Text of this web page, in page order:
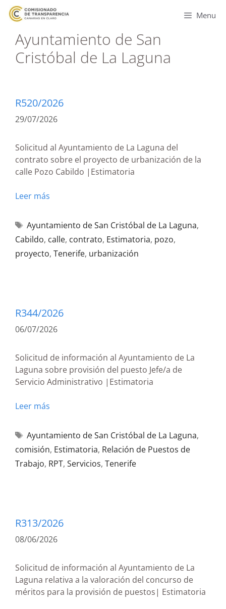
Menu
Ayuntamiento de San
Cristóbal de La Laguna
R520/2026
29/07/2026
Solicitud al Ayuntamiento de La Laguna del
contrato sobre el proyecto de urbanización de la
calle Pozo Cabildo |Estimatoria
Leer más
Ayuntamiento de San Cristóbal de La Laguna,
Cabildo, calle, contrato, Estimatoria, pozo,
proyecto, Tenerife, urbanización
R344/2026
06/07/2026
Solicitud de información al Ayuntamiento de La
Laguna sobre provisión del puesto Jefe/a de
Servicio Administrativo |Estimatoria
Leer más
Ayuntamiento de San Cristóbal de La Laguna,
comisión, Estimatoria, Relación de Puestos de
Trabajo, RPT, Servicios, Tenerife
R313/2026
08/06/2026
Solicitud de información al Ayuntamiento de La
Laguna relativa a la valoración del concurso de
méritos para la provisión de puestos| Estimatoria